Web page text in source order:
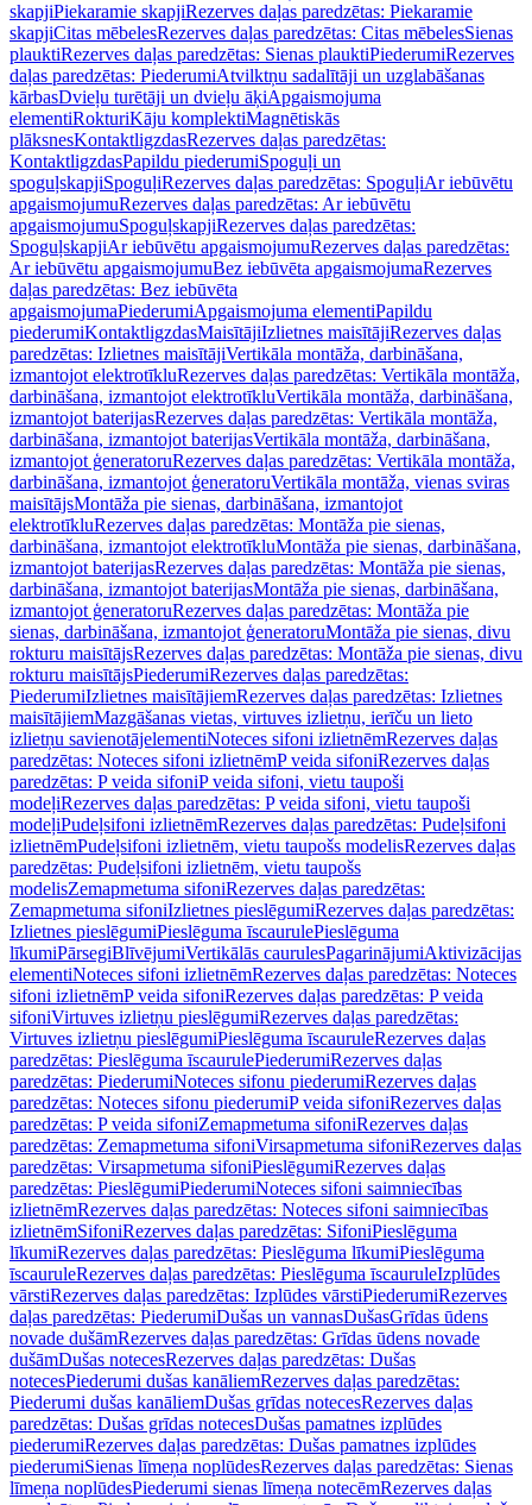
skapjiPiekaramie skapjiRezerves daļas paredzētas: Piekaramie
skapjiCitas mēbelesRezerves daļas paredzētas: Citas mēbelesSienas
plauktiRezerves daļas paredzētas: Sienas plauktiPiederumiRezerves
daļas paredzētas: PiederumiAtvilktņu sadalītāji un uzglabāšanas
kārbasDvieļu turētāji un dvieļu āķiApgaismojuma
elementiRokturiKāju komplektiMagnētiskās
plāksnesKontaktligzdasRezerves daļas paredzētas:
KontaktligzdasPapildu piederumiSpoguļi un
spoguļskapjiSpoguļiRezerves daļas paredzētas: SpoguļiAr iebūvētu
apgaismojumuRezerves daļas paredzētas: Ar iebūvētu
apgaismojumuSpoguļskapjiRezerves daļas paredzētas:
SpoguļskapjiAr iebūvētu apgaismojumuRezerves daļas paredzētas:
Ar iebūvētu apgaismojumuBez iebūvēta apgaismojumaRezerves
daļas paredzētas: Bez iebūvēta
apgaismojumaPiederumiApgaismojuma elementiPapildu
piederumiKontaktligzdasMaisītājiIzlietnes maisītājiRezerves daļas
paredzētas: Izlietnes maisītājiVertikāla montāža, darbināšana,
izmantojot elektrotīkluRezerves daļas paredzētas: Vertikāla montāža,
darbināšana, izmantojot elektrotīkluVertikāla montāža, darbināšana,
izmantojot baterijasRezerves daļas paredzētas: Vertikāla montāža,
darbināšana, izmantojot baterijasVertikāla montāža, darbināšana,
izmantojot ģeneratoruRezerves daļas paredzētas: Vertikāla montāža,
darbināšana, izmantojot ģeneratoruVertikāla montāža, vienas sviras
maisītājsMontāža pie sienas, darbināšana, izmantojot
elektrotīkluRezerves daļas paredzētas: Montāža pie sienas,
darbināšana, izmantojot elektrotīkluMontāža pie sienas, darbināšana,
izmantojot baterijasRezerves daļas paredzētas: Montāža pie sienas,
darbināšana, izmantojot baterijasMontāža pie sienas, darbināšana,
izmantojot ģeneratoruRezerves daļas paredzētas: Montāža pie
sienas, darbināšana, izmantojot ģeneratoruMontāža pie sienas, divu
rokturu maisītājsRezerves daļas paredzētas: Montāža pie sienas, divu
rokturu maisītājsPiederumiRezerves daļas paredzētas:
PiederumiIzlietnes maisītājiemRezerves daļas paredzētas: Izlietnes
maisītājiemMazgāšanas vietas, virtuves izlietņu, ierīču un lieto
izlietņu savienotājelementiNoteces sifoni izlietnēmRezerves daļas
paredzētas: Noteces sifoni izlietnēmP veida sifoniRezerves daļas
paredzētas: P veida sifoniP veida sifoni, vietu taupoši
modeļiRezerves daļas paredzētas: P veida sifoni, vietu taupoši
modeļiPudeļsifoni izlietnēmRezerves daļas paredzētas: Pudeļsifoni
izlietnēmPudeļsifoni izlietnēm, vietu taupošs modelisRezerves daļas
paredzētas: Pudeļsifoni izlietnēm, vietu taupošs
modelisZemapmetuma sifoniRezerves daļas paredzētas:
Zemapmetuma sifoniIzlietnes pieslēgumiRezerves daļas paredzētas:
Izlietnes pieslēgumiPieslēguma īscaurulePieslēguma
līkumiPārsegiBlīvējumiVertikālās caurulesPagarinājumiAktivizācijas
elementiNoteces sifoni izlietnēmRezerves daļas paredzētas: Noteces
sifoni izlietnēmP veida sifoniRezerves daļas paredzētas: P veida
sifoniVirtuves izlietņu pieslēgumiRezerves daļas paredzētas:
Virtuves izlietņu pieslēgumiPieslēguma īscauruleRezerves daļas
paredzētas: Pieslēguma īscaurulePiederumiRezerves daļas
paredzētas: PiederumiNoteces sifonu piederumiRezerves daļas
paredzētas: Noteces sifonu piederumiP veida sifoniRezerves daļas
paredzētas: P veida sifoniZemapmetuma sifoniRezerves daļas
paredzētas: Zemapmetuma sifoniVirsapmetuma sifoniRezerves daļas
paredzētas: Virsapmetuma sifoniPieslēgumiRezerves daļas
paredzētas: PieslēgumiPiederumiNoteces sifoni saimniecības
izlietnēmRezerves daļas paredzētas: Noteces sifoni saimniecības
izlietnēmSifoniRezerves daļas paredzētas: SifoniPieslēguma
līkumiRezerves daļas paredzētas: Pieslēguma līkumiPieslēguma
īscauruleRezerves daļas paredzētas: Pieslēguma īscauruleIzplūdes
vārstiRezerves daļas paredzētas: Izplūdes vārstiPiederumiRezerves
daļas paredzētas: PiederumiDušas un vannasDušasGrīdas ūdens
novade dušāmRezerves daļas paredzētas: Grīdas ūdens novade
dušāmDušas notecesRezerves daļas paredzētas: Dušas
notecesPiederumi dušas kanāliemRezerves daļas paredzētas:
Piederumi dušas kanāliemDušas grīdas notecesRezerves daļas
paredzētas: Dušas grīdas notecesDušas pamatnes izplūdes
piederumiRezerves daļas paredzētas: Dušas pamatnes izplūdes
piederumiSienas līmeņa noplūdesRezerves daļas paredzētas: Sienas
līmeņa noplūdesPiederumi sienas līmeņa notecēmRezerves daļas